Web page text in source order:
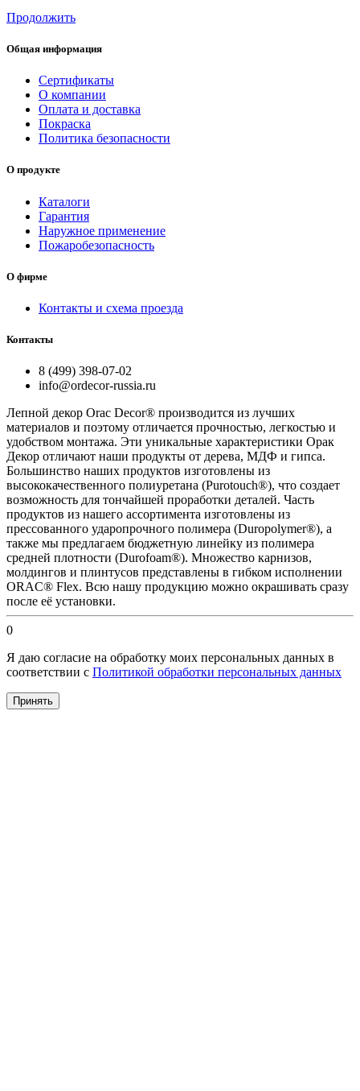
Продолжить
Общая информация
Сертификаты
О компании
Оплата и доставка
Покраска
Политика безопасности
О продукте
Каталоги
Гарантия
Наружное применение
Пожаробезопасность
О фирме
Контакты и схема проезда
Контакты
8 (499) 398-07-02
info@ordecor-russia.ru
Лепной декор Orac Decor® производится из лучших
материалов и поэтому отличается прочностью, легкостью и
удобством монтажа. Эти уникальные характеристики Орак
Декор отличают наши продукты от дерева, МДФ и гипса.
Большинство наших продуктов изготовлены из
высококачественного полиуретана (Purotouch®), что создает
возможность для тончайшей проработки деталей. Часть
продуктов из нашего ассортимента изготовлены из
прессованного ударопрочного полимера (Duropolymer®), а
также мы предлагаем бюджетную линейку из полимера
средней плотности (Durofoam®). Множество карнизов,
молдингов и плинтусов представлены в гибком исполнении
ORAC® Flex. Всю нашу продукцию можно окрашивать сразу
после её установки.
0
Я даю согласие на обработку моих персональных данных в
соответствии с Политикой обработки персональных данных
Принять